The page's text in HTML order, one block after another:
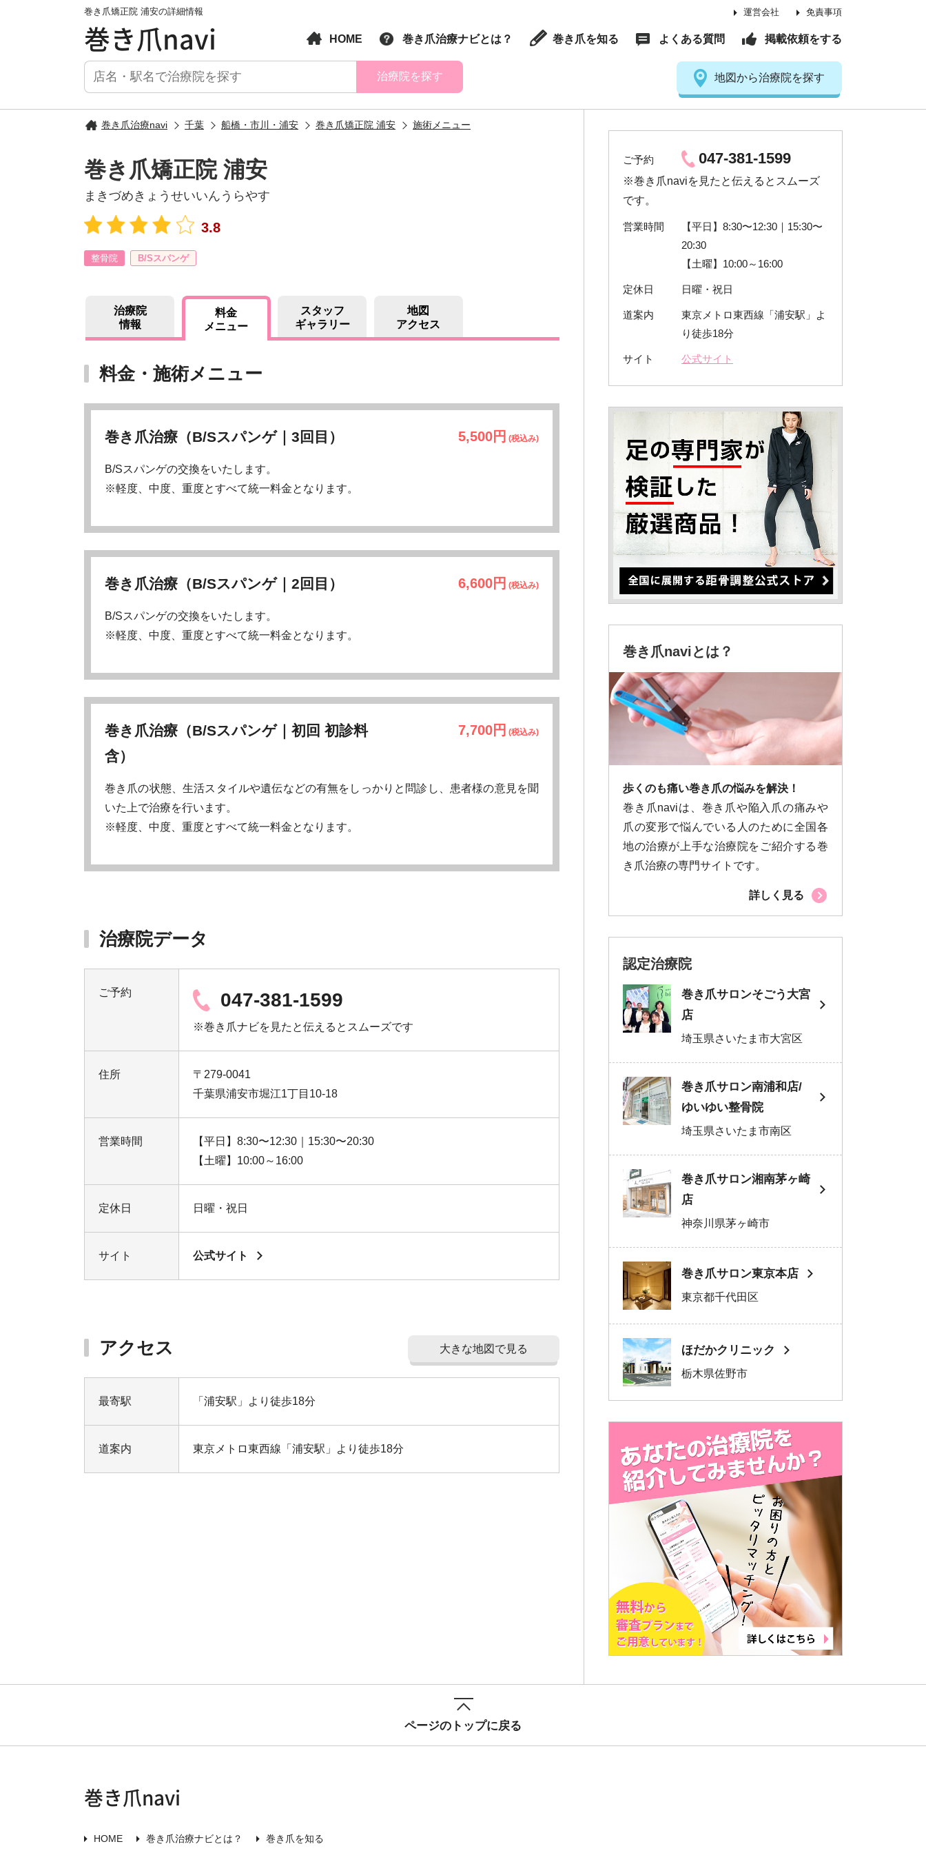
巻き爪矯正院 浦安の詳細情報
巻き爪navi
運営会社 免責事項
HOME 巻き爪治療ナビとは？ 巻き爪を知る よくある質問 掲載依頼をする
治療院を探す 地図から治療院を探す
巻き爪治療navi 千葉 船橋・市川・浦安 巻き爪矯正院 浦安 施術メニュー
巻き爪矯正院 浦安
まきづめきょうせいいんうらやす
3.8
整骨院 B/Sスパンゲ
治療院
情報
料金
メニュー
スタッフ
ギャラリー
地図
アクセス
料金・施術メニュー
巻き爪治療（B/Sスパンゲ｜3回目） 5,500円 (税込み)
B/Sスパンゲの交換をいたします。
※軽度、中度、重度とすべて統一料金となります。
巻き爪治療（B/Sスパンゲ｜2回目） 6,600円 (税込み)
B/Sスパンゲの交換をいたします。
※軽度、中度、重度とすべて統一料金となります。
巻き爪治療（B/Sスパンゲ｜初回 初診料
含）
7,700円 (税込み)
巻き爪の状態、生活スタイルや遺伝などの有無をしっかりと問診し、患者様の意見を聞
いた上で治療を行います。
※軽度、中度、重度とすべて統一料金となります。
治療院データ
ご予約 047-381-1599
※巻き爪ナビを見たと伝えるとスムーズです
住所
〒279-0041
千葉県浦安市堀江1丁目10-18
営業時間
【平日】8:30〜12:30｜15:30〜20:30
【土曜】10:00～16:00
定休日 日曜・祝日
サイト 公式サイト
アクセス
最寄駅 「浦安駅」より徒歩18分
道案内 東京メトロ東西線「浦安駅」より徒歩18分
大きな地図で見る
ご予約 047-381-1599
※巻き爪naviを見たと伝えるとスムーズ
です。
営業時間
【平日】8:30〜12:30｜15:30〜
20:30
【土曜】10:00～16:00
定休日 日曜・祝日
道案内
東京メトロ東西線「浦安駅」よ
り徒歩18分
サイト 公式サイト
巻き爪naviとは？
歩くのも痛い巻き爪の悩みを解決！
巻き爪naviは、巻き爪や陥入爪の痛みや
爪の変形で悩んでいる人のために全国各
地の治療が上手な治療院をご紹介する巻
き爪治療の専門サイトです。
詳しく見る
認定治療院
巻き爪サロンそごう大宮
店
埼玉県さいたま市大宮区
巻き爪サロン南浦和店/
ゆいゆい整骨院
埼玉県さいたま市南区
巻き爪サロン湘南茅ヶ崎
店
神奈川県茅ヶ崎市
巻き爪サロン東京本店
東京都千代田区
ほだかクリニック
栃木県佐野市
ページのトップに戻る
巻き爪navi
HOME 巻き爪治療ナビとは？
巻き爪を知る